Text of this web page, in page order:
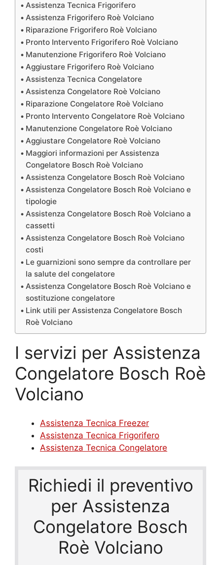
Assistenza Tecnica Frigorifero
Assistenza Frigorifero Roè Volciano
Riparazione Frigorifero Roè Volciano
Pronto Intervento Frigorifero Roè Volciano
Manutenzione Frigorifero Roè Volciano
Aggiustare Frigorifero Roè Volciano
Assistenza Tecnica Congelatore
Assistenza Congelatore Roè Volciano
Riparazione Congelatore Roè Volciano
Pronto Intervento Congelatore Roè Volciano
Manutenzione Congelatore Roè Volciano
Aggiustare Congelatore Roè Volciano
Maggiori informazioni per Assistenza
Congelatore Bosch Roè Volciano
Assistenza Congelatore Bosch Roè Volciano
Assistenza Congelatore Bosch Roè Volciano e
tipologie
Assistenza Congelatore Bosch Roè Volciano a
cassetti
Assistenza Congelatore Bosch Roè Volciano
costi
Le guarnizioni sono sempre da controllare per
la salute del congelatore
Assistenza Congelatore Bosch Roè Volciano e
sostituzione congelatore
Link utili per Assistenza Congelatore Bosch
Roè Volciano
I servizi per Assistenza
Congelatore Bosch Roè
Volciano
Assistenza Tecnica Freezer
Assistenza Tecnica Frigorifero
Assistenza Tecnica Congelatore
Richiedi il preventivo
per Assistenza
Congelatore Bosch
Roè Volciano